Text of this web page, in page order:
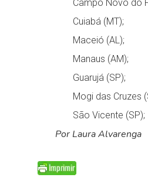
Campo Novo do
Cuiabá (MT);
Maceió (AL);
Manaus (AM);
Guarujá (SP);
Mogi das Cruzes
São Vicente (SP);
Por Laura Alvarenga